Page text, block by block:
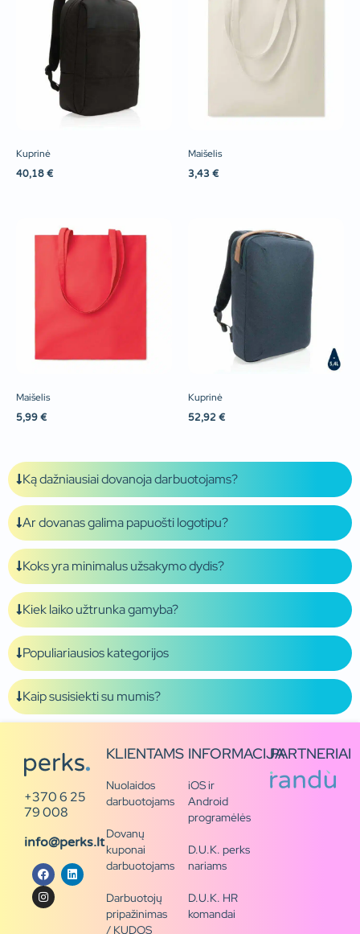
Kuprinė
40,18 €
Maišelis
3,43 €
Maišelis
5,99 €
Kuprinė
52,92 €
Ką dažniausiai dovanoja darbuotojams?
Ar dovanas galima papuošti logotipu?
Koks yra minimalus užsakymo dydis?
Kiek laiko užtrunka gamyba?
Populiariausios kategorijos
Kaip susisiekti su mumis?
+370 6 25
79 008
info@perks.lt
KLIENTAMS
Nuolaidos
darbuotojams
Dovanų
kuponai
darbuotojams
Darbuotojų
pripažinimas
/ KUDOS
INFORMACIJA
iOS ir
Android
programėlės
D.U.K. perks
nariams
D.U.K. HR
komandai
PARTNERIAI